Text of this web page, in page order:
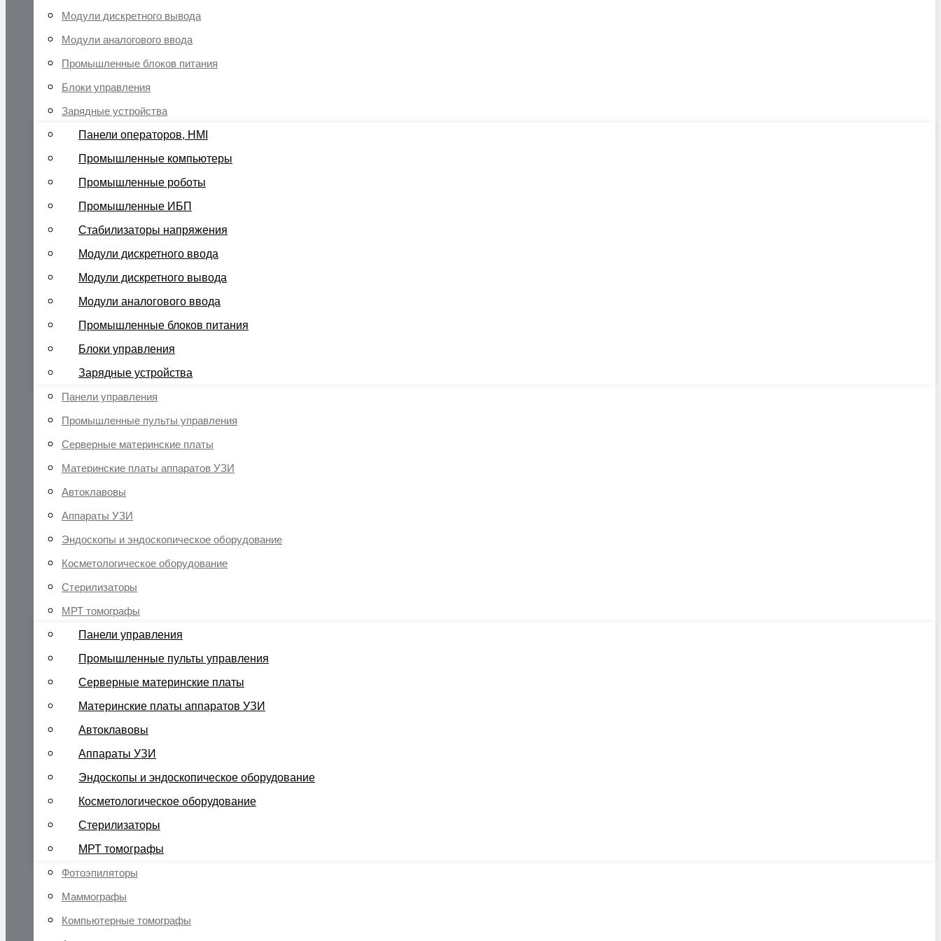
Модули дискретного вывода
Модули аналогового ввода
Промышленные блоков питания
Блоки управления
Зарядные устройства
Панели операторов, HMI
Промышленные компьютеры
Промышленные роботы
Промышленные ИБП
Стабилизаторы напряжения
Модули дискретного ввода
Модули дискретного вывода
Модули аналогового ввода
Промышленные блоков питания
Блоки управления
Зарядные устройства
Панели управления
Промышленные пульты управления
Серверные материнские платы
Материнские платы аппаратов УЗИ
Автоклавовы
Аппараты УЗИ
Эндоскопы и эндоскопическое оборудование
Косметологическое оборудование
Стерилизаторы
МРТ томографы
Панели управления
Промышленные пульты управления
Серверные материнские платы
Материнские платы аппаратов УЗИ
Автоклавовы
Аппараты УЗИ
Эндоскопы и эндоскопическое оборудование
Косметологическое оборудование
Стерилизаторы
МРТ томографы
Фотоэпиляторы
Маммографы
Компьютерные томографы